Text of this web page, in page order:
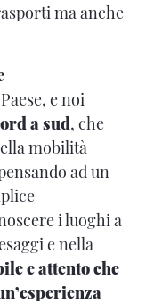
ma anche
e noi
a sud, che
mobilità
ad un
i luoghi a
e nella
e attento che